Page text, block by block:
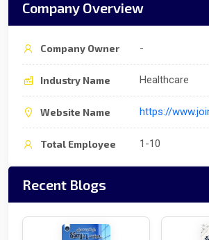
Company Overview
Company Owner -
Industry Name Healthcare
Website Name https://
Total Employee 1-10
Recent Blogs